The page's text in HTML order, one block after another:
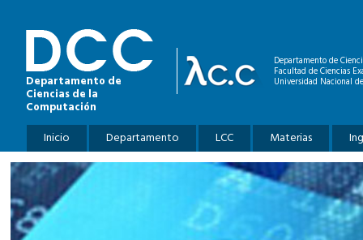
Departamento de
Ciencias de la
Computación
Departamento de
Facultad de Ciencias
Universidad Nacional
Menú principal
Inicio Departamento LCC Materias